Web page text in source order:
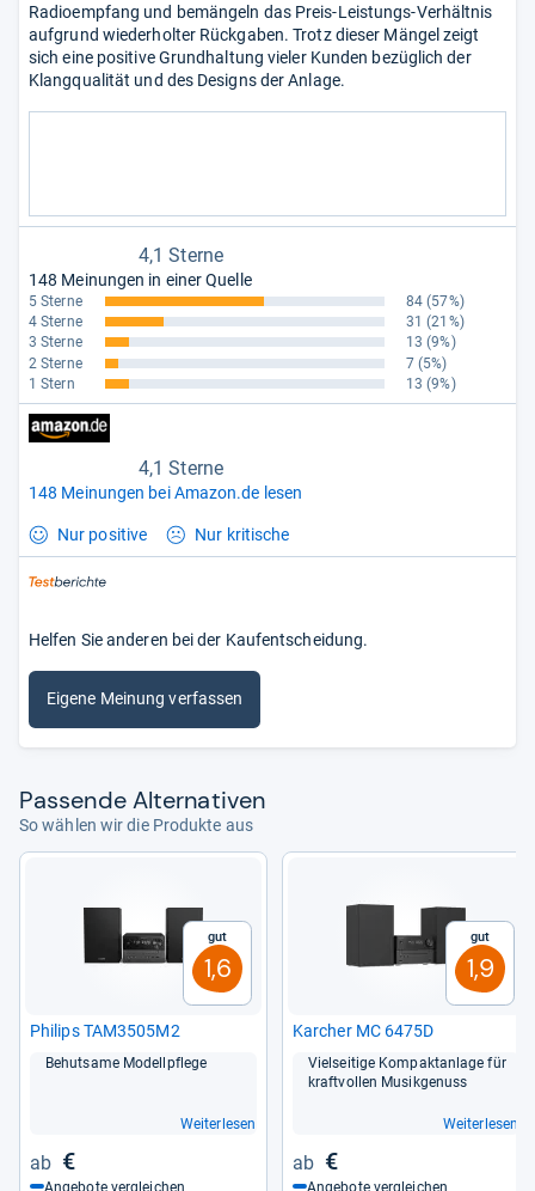
Radioempfang und bemängeln das Preis-Leistungs-Verhältnis
aufgrund wiederholter Rückgaben. Trotz dieser Mängel zeigt
sich eine positive Grundhaltung vieler Kunden bezüglich der
Klangqualität und des Designs der Anlage.
4,1 Sterne
148 Meinungen in einer Quelle
5 Sterne 84 (57%)
4 Sterne
31 (21%)
3 Sterne
13 (9%)
2 Sterne
7 (5%)
1 Stern
13 (9%)
4,1 Sterne
148 Meinungen bei Amazon.de lesen
Nur positive Nur kritische
Helfen Sie anderen bei der Kaufentscheidung.
Eigene Meinung verfassen
Pas­sende Alter­na­ti­ven
So wählen wir die Produkte aus
Gut
1,6
Phi­lips TAM3505M2
Behut­same Modell­pflege
Weiterlesen
€
Angebote vergleichen
Gut
1,9
Kar­cher MC 6475D
Viel­sei­tige Kom­pakt­an­lage für
kraft­vol­len Musik­ge­nuss
Weiterlesen
€
Angebote vergleichen